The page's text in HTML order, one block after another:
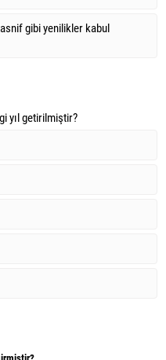
gibi yenilikler kabul
yıl getirilmiştir?